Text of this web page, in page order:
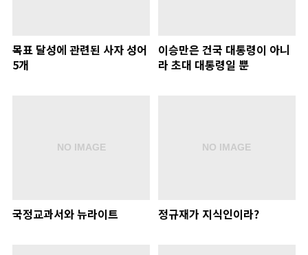
목표 달성에 관련된 사자 성어
5개
이승만은 건국 대통령이 아니
라 초대 대통령일 뿐
국정교과서와 뉴라이트 정규재가 지식인이라?